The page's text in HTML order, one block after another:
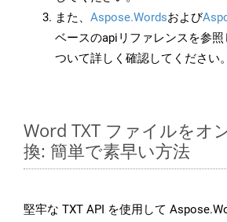
また、 Aspose.Wordsおよび
ベースのapiリファレンスを参
ついて詳しく確認してください。
Word TXT ファイルをオ
換: 簡単で素早い方法
堅牢な TXT API を使用して